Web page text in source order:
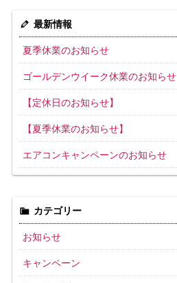
最新情報
夏季休業のお知らせ
ゴールデンウイーク休業のお知らせ
【定休日のお知らせ】
【夏季休業のお知らせ】
エアコンキャンペーンのお知らせ
カテゴリー
お知らせ
キャンペーン